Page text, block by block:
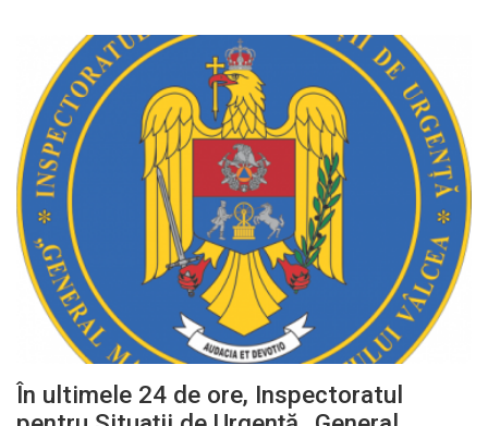
În ultimele 24 de ore, Inspectoratul